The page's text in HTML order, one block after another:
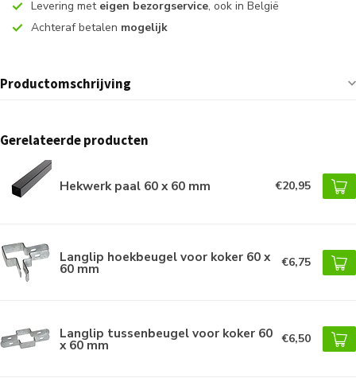
Levering met eigen bezorgservice, ook in België
Achteraf betalen mogelijk
Productomschrijving
Gerelateerde producten
Hekwerk paal 60 x 60 mm €20,95
Langlip hoekbeugel voor koker 60 x
60 mm €6,75
Langlip tussenbeugel voor koker 60
x 60 mm €6,50